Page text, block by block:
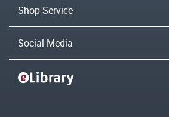
Shop-Service
Social Media